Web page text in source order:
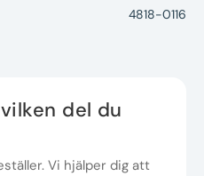
4818-0116
del du
Vi hjälper dig att